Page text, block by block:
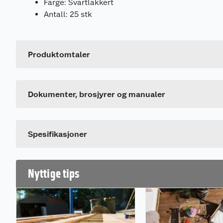
Farge: Svartlakkert
Antall: 25 stk
Produktomtaler
Dokumenter, brosjyrer og manualer
Spesifikasjoner
Leverandørens artikkelnummer
Nyttige tips